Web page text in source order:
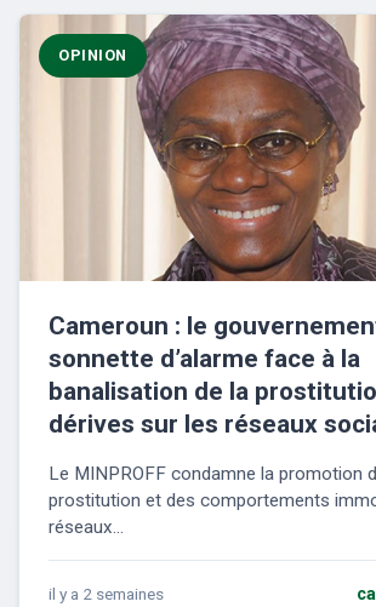
OPINION
Cameroun : le
sonnette d’alarme face à la
banalisation de la
dérives sur les réseaux
Le MINPROFF condamne la promotion
prostitution et des comportements
réseaux...
il y a 2 semaines